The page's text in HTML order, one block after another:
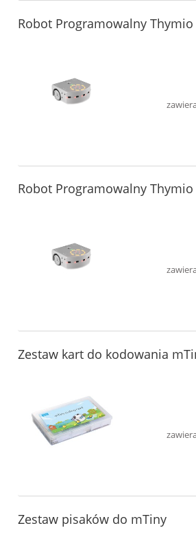
Robot Programowalny Thymio
Robot Programowalny Thymio
Zestaw kart do kodowania
Zestaw pisaków do mTiny